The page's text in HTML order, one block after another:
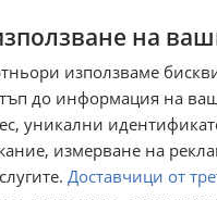
Продава
на
използваме
до информация на
уникални
измерване на
Доставчици от